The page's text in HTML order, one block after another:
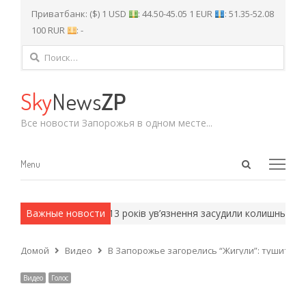
Приватбанк: ($) 1 USD : 44.50-45.05 1 EUR
: 51.35-52.08
100 RUR
: -
Найти:
SkyNewsZP
Все новости Запорожья в одном месте...
Open
Menu
Menu
Важные новости
У Запоріжжі до 13 років ув’язнення засудили колишнього
Домой Видео В Запорожье загорелись “Жигули”: тушить
Видео Голос